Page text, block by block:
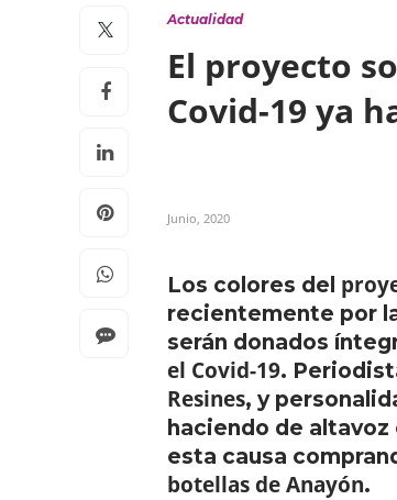
Actualidad
El proyecto
Covid-19 ya
Junio, 2020
Los colores del
recientemente por
serán donados
el Covid-19.
Resines, y
haciendo de
esta causa
botellas de Anayón.